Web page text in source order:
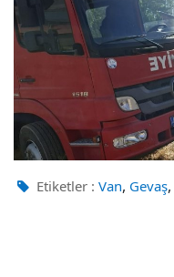
Etiketler : Van, Gevaş,